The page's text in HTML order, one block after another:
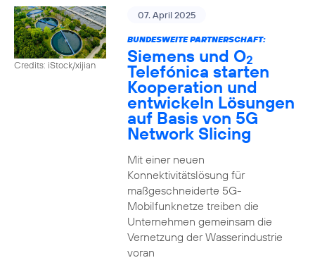
Credits: iStock/xijian
07. April 2025
BUNDESWEITE PARTNERSCHAFT:
Siemens und O2
Telefónica starten
Kooperation und
entwickeln Lösungen
auf Basis von 5G
Network Slicing
Mit einer neuen
Konnektivitätslösung für
maßgeschneiderte 5G-
Mobilfunknetze treiben die
Unternehmen gemeinsam die
Vernetzung der Wasserindustrie
voran